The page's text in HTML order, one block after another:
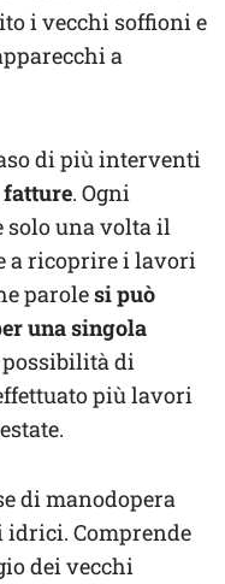
i vecchi soffioni e
a
di più interventi
. Ogni
solo una volta il
a ricoprire i lavori
parolesi può
una singola
possibilità di
più lavori
di manodopera
idrici. Comprende
dei vecchi